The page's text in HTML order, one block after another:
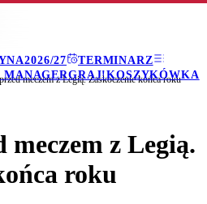
2026/27
TERMINARZ
MANAGERGRAJ!KOSZYKÓWKA
meczem z Legią. Zaskoczenie końca roku
meczem z Legią.
roku